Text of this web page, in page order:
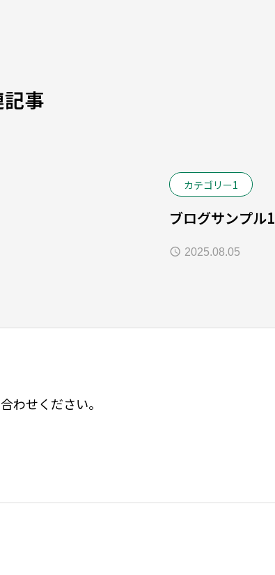
事
カテゴリー1
ブログサンプル1
2025.08.05
わせください。